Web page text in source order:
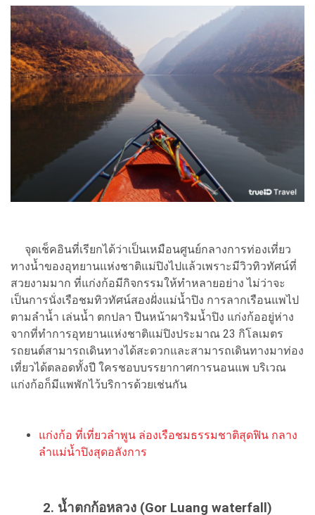
จุดเช็คอินที่เรียกได้ว่าเป็นเหมือนศูนย์กลางการท่องเที่ยว
ทางน้ำของอุทยานแห่งชาติแม่ปิงไปแล้วเพราะมีวิวทิวทัศน์ที่
สวยงามมาก ที่แก่งก้อมีกิจกรรมให้ทำหลายอย่าง ไม่ว่าจะ
เป็นการนั่งเรือชมทิวทัศน์สองฝั่งแม่น้ำปิง การลากเรือนแพไป
ตามลำน้ำ เล่นน้ำ ตกปลา ปีนหน้าผาริมน้ำปิง แก่งก้ออยู่ห่าง
จากที่ทำการอุทยานแห่งชาติแม่ปิงประมาณ 23 กิโลเมตร
รถยนต์สามารถเดินทางได้สะดวกและสามารถเดินทางมาท่อง
เที่ยวได้ตลอดทั้งปี ใครชอบบรรยากาศการนอนแพ บริเวณ
แก่งก้อก็มีแพพักไว้บริการด้วยเช่นกัน
แก่งก้อ ที่เที่ยวลำพูน ล่องเรือชมธรรมชาติสุดฟิน กลาง
ลำแม่น้ำปิงสุดอลังการ
2. น้ำตกก้อหลวง (Gor Luang waterfall)